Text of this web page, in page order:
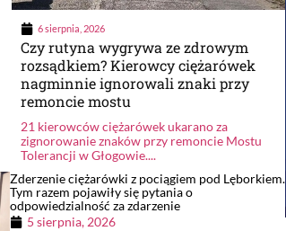
6 sierpnia, 2026
Czy rutyna wygrywa ze zdrowym
rozsądkiem? Kierowcy ciężarówek
nagminnie ignorowali znaki przy
remoncie mostu
21 kierowców ciężarówek ukarano za
zignorowanie znaków przy remoncie Mostu
Tolerancji w Głogowie....
Zderzenie ciężarówki z pociągiem pod Lęborkiem.
Tym razem pojawiły się pytania o
odpowiedzialność za zdarzenie
5 sierpnia, 2026